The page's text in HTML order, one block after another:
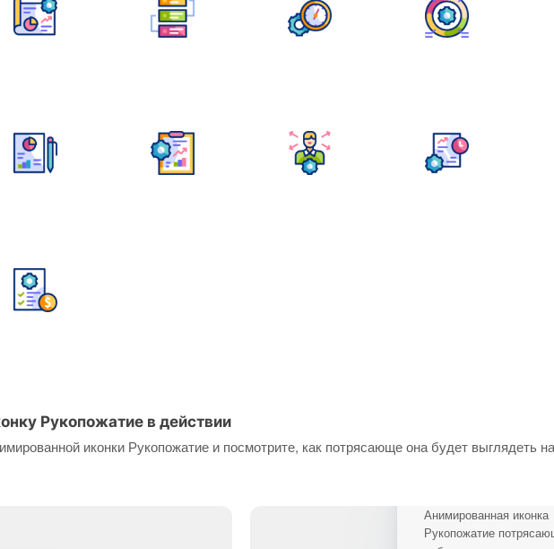
Рукопожатие в действии
иконки Рукопожатие и посмотрите, как потрясающе она будет выглядеть
Анимированная иконка
Рукопожатие